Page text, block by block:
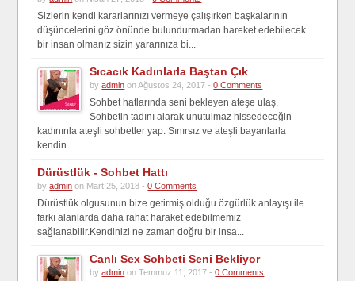
Sizlerin kendi kararlarınızı vermeye çalışırken başkalarının
düşüncelerini göz önünde bulundurmadan hareket edebilecek
bir insan olmanız sizin yararınıza bi...
Sıcacık Kadınlarla Baştan Çık
byadmin on Ağustos 24, 2017 -0 Comments
Sohbet hatlarında seni bekleyen ateşe ulaş.
Sohbetin tadını alarak unutulmaz hissedeceğin
kadınınla ateşli sohbetler yap. Sınırsız ve ateşli bayanlarla
kendin...
Dürüstlük - Sohbet Hattı
byadmin on Mart 25, 2018 -0 Comments
Dürüstlük olgusunun bize getirmiş olduğu özgürlük anlayışı ile
farkı alanlarda daha rahat haraket edebilmemiz
sağlanabilir.Kendinizi ne zaman doğru bir insa...
Canlı Sex Sohbeti Seni Bekliyor
byadmin on Temmuz 11, 2017 -0 Comments